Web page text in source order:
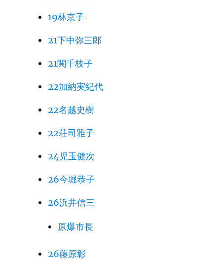
19林京子
21下中弥三郎
21関千枝子
22加納実紀代
22名越史樹
22荘司雅子
24児玉健次
26今堀恭子
26浜井信三
原爆市長
26藤原彰